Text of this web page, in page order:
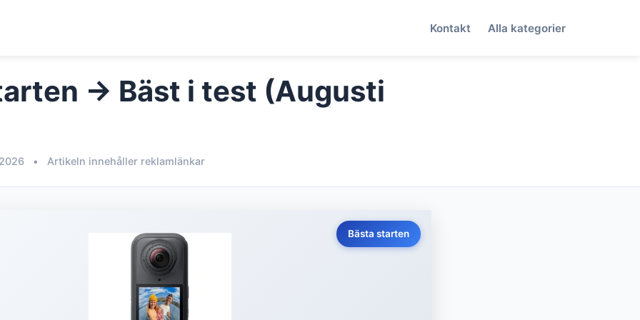
Kontakt Alla kategorier
→ Bäst i test (Augusti
• Artikeln innehåller reklamlänkar
Bästa starten